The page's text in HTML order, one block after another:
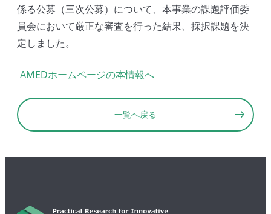
係る公募（三次公募）について、本事業の課題評価委
員会において厳正な審査を行った結果、採択課題を決
定しました。
AMEDホームページの本情報へ
一覧へ戻る